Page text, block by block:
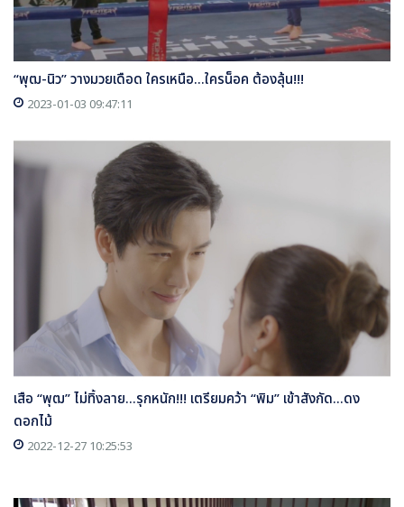
“พุฒ-นิว” วางมวยเดือด ใครเหนือ...ใครน็อค ต้องลุ้น!!!
2023-01-03 09:47:11
เสือ “พุฒ” ไม่ทิ้งลาย...รุกหนัก!!! เตรียมคว้า “พิม” เข้าสังกัด...ดง
ดอกไม้
2022-12-27 10:25:53